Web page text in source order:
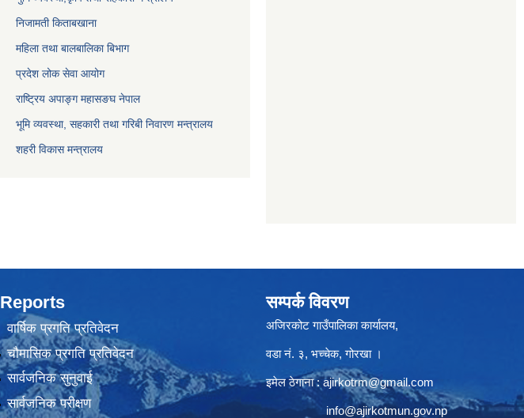
निजामती किताबखाना
महिला तथा बालबालिका बिभाग
प्रदेश लोक सेवा आयोग
राष्ट्रिय अपाङ्ग महासङघ नेपाल
भूमि व्यवस्था, सहकारी तथा गरिबी निवारण मन्त्रालय
शहरी विकास मन्त्रालय
Reports
वार्षिक प्रगति प्रतिवेदन
चौमासिक प्रगति प्रतिवेदन
सार्वजनिक सुनुवाई
सार्वजनिक परीक्षण
सम्पर्क विवरण
अजिरकोट गाउँपालिका कार्यालय,
वडा नं. ३, भच्चेक, गोरखा ।
इमेल ठेगाना : ajirkotrm@gmail.com
info@ajirkotmun.gov.np